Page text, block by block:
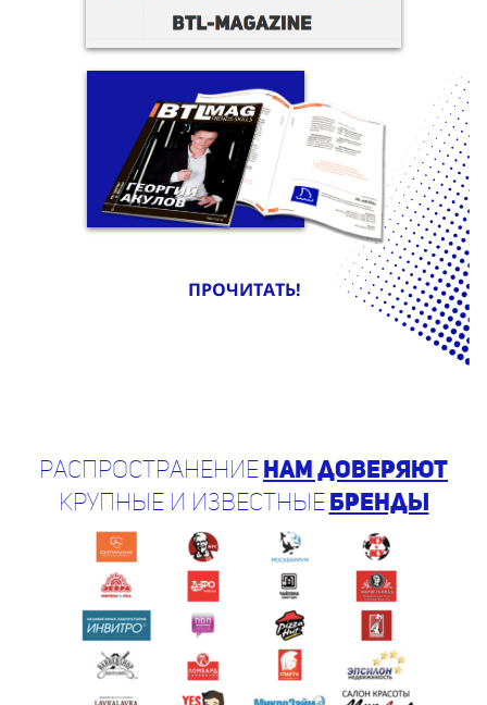
ПРОЧИТАТЬ!
Распространениенам доверяют
крупные и известные бренды